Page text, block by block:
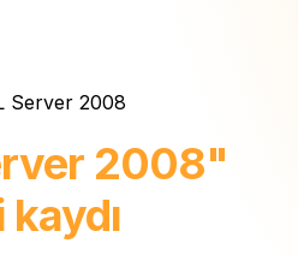
Server 2008
2008"